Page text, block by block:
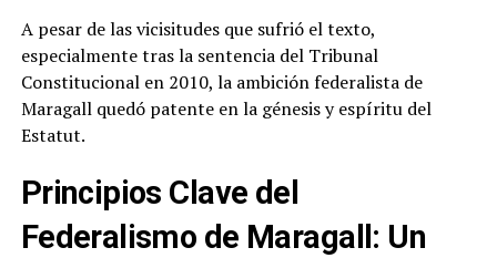
A pesar de las vicisitudes que sufrió el texto,
especialmente tras la sentencia del Tribunal
Constitucional en 2010, la ambición federalista de
Maragall quedó patente en la génesis y espíritu del
Estatut.
Principios Clave del
Federalismo de Maragall: Un